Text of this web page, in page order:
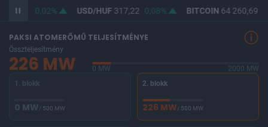
365,49 0,02% USD/HUF317,22 0,08% BITCOIN64 260,69
PAKSI ATOMERŐMŰ TELJESÍTMÉNYE
Összteljesítmény
226 MW 0 MW
2000 MW
1. blokk
0 MW/ 500 MW
2. blokk
226 MW/ 500 MW